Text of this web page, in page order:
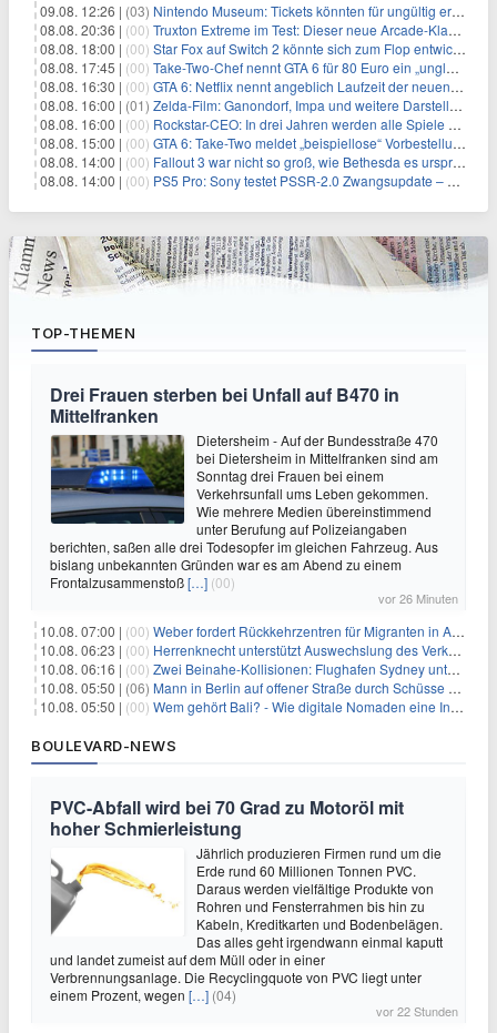
09.08. 12:26 | (03) Nintendo Museum: Tickets könnten für ungültig erklärt werden!
08.08. 20:36 | (00) Truxton Extreme im Test: Dieser neue Arcade-Klassiker verzeiht dir gar nichts
08.08. 18:00 | (00) Star Fox auf Switch 2 könnte sich zum Flop entwickeln
08.08. 17:45 | (00) Take-Two-Chef nennt GTA 6 für 80 Euro ein „unglaubliches Schnäppchen“
08.08. 16:30 | (00) GTA 6: Netflix nennt angeblich Laufzeit der neuen Gameplay-Präsentation
08.08. 16:00 | (01) Zelda-Film: Ganondorf, Impa und weitere Darsteller sollen feststehen
08.08. 16:00 | (00) Rockstar-CEO: In drei Jahren werden alle Spiele gestreamt
08.08. 15:00 | (00) GTA 6: Take-Two meldet „beispiellose“ Vorbestellungen – und nennt sie im selben Atemzug unkalkulierbar
08.08. 14:00 | (00) Fallout 3 war nicht so groß, wie Bethesda es ursprünglich wollte
08.08. 14:00 | (00) PS5 Pro: Sony testet PSSR-2.0 Zwangsupdate – und das ist gut so
TOP-THEMEN
Drei Frauen sterben bei Unfall auf B470 in
Mittelfranken
Dietersheim - Auf der Bundesstraße 470
bei Dietersheim in Mittelfranken sind am
Sonntag drei Frauen bei einem
Verkehrsunfall ums Leben gekommen.
Wie mehrere Medien übereinstimmend
unter Berufung auf Polizeiangaben
berichten, saßen alle drei Todesopfer im gleichen Fahrzeug. Aus
bislang unbekannten Gründen war es am Abend zu einem
Frontalzusammenstoß[…] (00)
vor 26 Minuten
10.08. 07:00 | (00) Weber fordert Rückkehrzentren für Migranten in Afrika
10.08. 06:23 | (00) Herrenknecht unterstützt Auswechslung des Verkehrsministers
10.08. 06:16 | (00) Zwei Beinahe-Kollisionen: Flughafen Sydney unter Druck
10.08. 05:50 | (06) Mann in Berlin auf offener Straße durch Schüsse getötet
10.08. 05:50 | (00) Wem gehört Bali? - Wie digitale Nomaden eine Insel verändern
BOULEVARD-NEWS
PVC-Abfall wird bei 70 Grad zu Motoröl mit
hoher Schmierleistung
Jährlich produzieren Firmen rund um die
Erde rund 60 Millionen Tonnen PVC.
Daraus werden vielfältige Produkte von
Rohren und Fensterrahmen bis hin zu
Kabeln, Kreditkarten und Bodenbelägen.
Das alles geht irgendwann einmal kaputt
und landet zumeist auf dem Müll oder in einer
Verbrennungsanlage. Die Recyclingquote von PVC liegt unter
einem Prozent, wegen […] (04)
vor 22 Stunden